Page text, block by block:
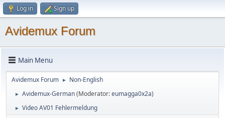
Log in Sign up
Avidemux Forum
Main Menu
Avidemux Forum ► Non-English
► Avidemux-German(Moderator:eumagga0x2a)
► Video AV01 Fehlermeldung